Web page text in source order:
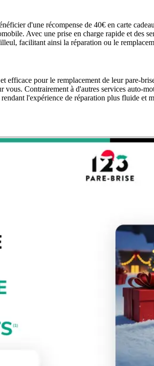
d'une récompense de 40€ en carte
Avec une prise en charge rapide et des
facilitant ainsi la réparation ou le
efficace pour le remplacement de leur pare-
Contrairement à d'autres services auto-
l'expérience de réparation plus fluide et